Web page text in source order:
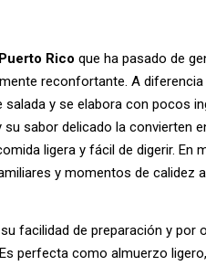
Puerto Rico que ha pasado de
reconfortante. A diferencia
y se elabora con pocos
sabor delicado la convierten
ligera y fácil de digerir. En
y momentos de calidez
facilidad de preparación y por
perfecta como almuerzo